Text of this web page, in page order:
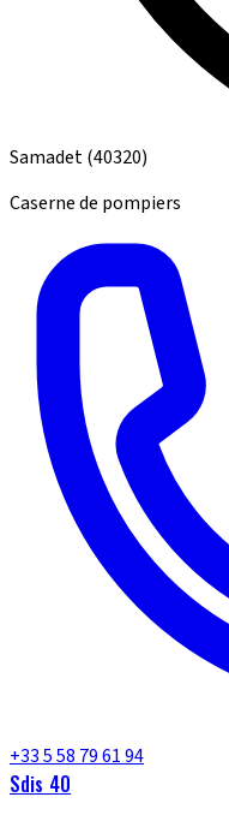
Samadet(40320)
Caserne de pompiers
+33 5 58 79 61 94
Sdis 40